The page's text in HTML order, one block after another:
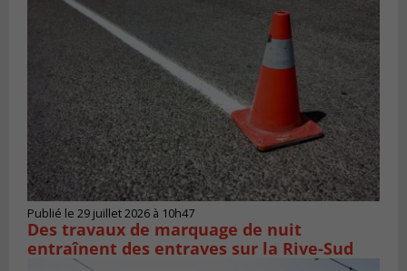
Publié le 29 juillet 2026 à 10h47
Des travaux de marquage de nuit
entraînent des entraves sur la Rive-Sud